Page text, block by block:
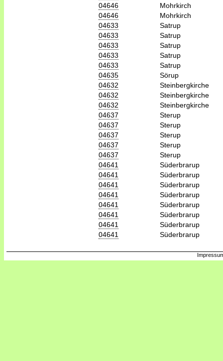
04646
Mohrkirch
04646
Mohrkirch
04633
Satrup
04633
Satrup
04633
Satrup
04633
Satrup
04633
Satrup
04635
Sörup
04632
Steinbergkirche
04632
Steinbergkirche
04632
Steinbergkirche
04637
Sterup
04637
Sterup
04637
Sterup
04637
Sterup
04637
Sterup
04641
Süderbrarup
04641
Süderbrarup
04641
Süderbrarup
04641
Süderbrarup
04641
Süderbrarup
04641
Süderbrarup
04641
Süderbrarup
04641
Süderbrarup